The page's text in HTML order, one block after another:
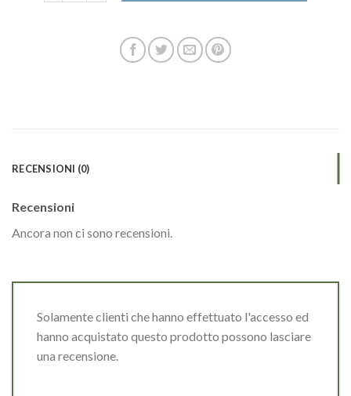
RECENSIONI (0)
Recensioni
Ancora non ci sono recensioni.
Solamente clienti che hanno effettuato l'accesso ed
hanno acquistato questo prodotto possono lasciare
una recensione.